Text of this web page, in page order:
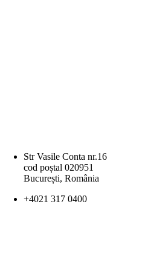
Str Vasile Conta nr.16
cod poștal 020951
București, România
+4021 317 0400